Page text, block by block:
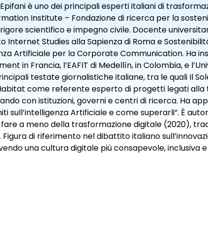
è uno dei principali esperti italiani di
Institute – Fondazione di ricerca per la
scientifico e impegno civile. Docente
Internet Studies alla Sapienza di Roma e
Artificiale per la Corporate Communication. Ha
in Francia, l’EAFIT di Medellín, in Colombia, e
testate giornalistiche italiane, tra le quali Il
come referente esperto di progetti legati
con istituzioni, governi e centri di ricerca. Ha
sull’intelligenza Artificiale e come superarli”. È
a meno della trasformazione digitale (2020),
Figura di riferimento nel dibattito italiano
una cultura digitale più consapevole, inclusiva